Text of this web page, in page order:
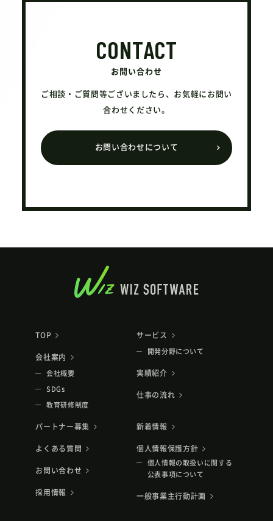
CONTACT
お問い合わせ
ご相談・ご質問等ございましたら、お気軽にお問い
合わせください。
お問い合わせについて
TOP
会社案内
会社概要
SDGs
教育研修制度
サービス
開発分野について
実績紹介
仕事の流れ
パートナー募集
よくある質問
お問い合わせ
採用情報
新着情報
個人情報保護方針
個人情報の取扱いに関する
公表事項について
一般事業主行動計画